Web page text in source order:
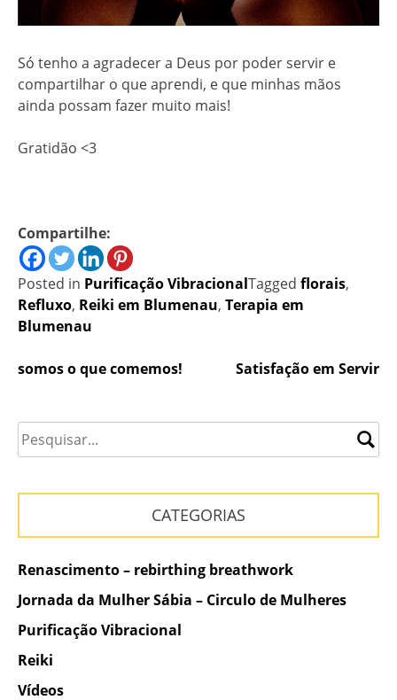
Só tenho a agradecer a Deus por poder servir e
compartilhar o que aprendi, e que minhas mãos
ainda possam fazer muito mais!
Gratidão <3
Compartilhe:
Posted in Purificação VibracionalTagged florais,
Refluxo, Reiki em Blumenau, Terapia em
Blumenau
Navegação
Post
somos o que comemos! Satisfação em Servir
CATEGORIAS
Renascimento – rebirthing breathwork
Jornada da Mulher Sábia – Circulo de Mulheres
Purificação Vibracional
Reiki
Vídeos